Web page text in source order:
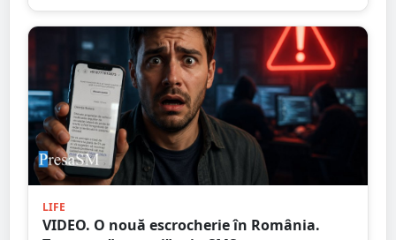
LIFE
VIDEO. O nouă escrocherie în România.